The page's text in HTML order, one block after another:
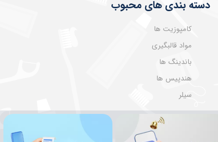
دسته بندی های محبوب
کامپوزیت ها
مواد قالبگیری
باندینگ ها
هندپیس ها
سیلر